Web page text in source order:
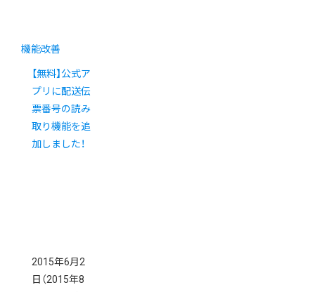
機能改善
【無料】公式ア
プリに配送伝
票番号の読み
取り機能を追
加しました！
2015年6月2
日 （2015年8